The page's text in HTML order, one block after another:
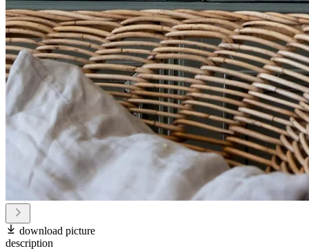
download picture
description